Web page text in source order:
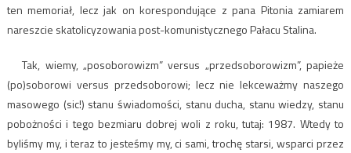
ten memoriał, lecz jak on korespondujące z pana Pitonia zamiarem
nareszcie skatolicyzowania post-komunistycznego Pałacu Stalina.
Tak, wiemy, „posoborowizm” versus „przedsoborowizm”, papieże
(po)soborowi versus przedsoborowi; lecz nie lekceważmy naszego
masowego (sic!) stanu świadomości, stanu ducha, stanu wiedzy, stanu
pobożności i tego bezmiaru dobrej woli z roku, tutaj: 1987. Wtedy to
byliśmy my, i teraz to jesteśmy my, ci sami, trochę starsi, wsparci przez